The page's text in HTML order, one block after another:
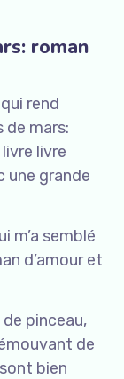
roman
rend
de mars:
livre
une grande
m’a semblé
d’amour et
pinceau,
de
bien